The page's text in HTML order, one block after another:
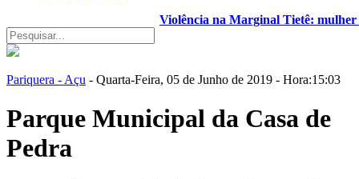
Violência na Marginal Tietê: mulher
Pariquera - Açu - Quarta-Feira, 05 de Junho de 2019 - Hora:15:03
Parque Municipal da Casa de
Pedra